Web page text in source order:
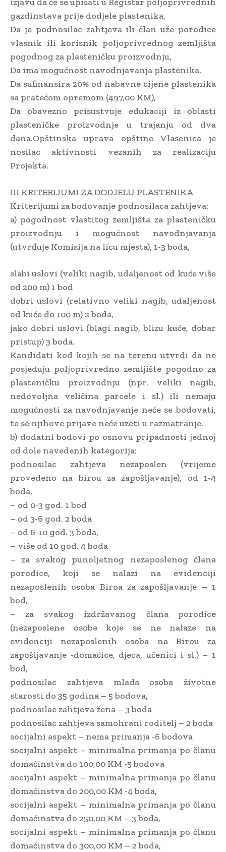
gazdinstava prije dodjele plastenika,
Da je podnosilac zahtjeva ili član uže porodice
vlasnik ili korisnik poljoprivrednog zemljišta
pogodnog za plasteničku proizvodnju,
Da ima mogućnost navodnjavanja plastenika,
Da sufinansira 20% od nabavne cijene plastenika
sa pratećom opremom (497,00 KM),
Da obavezno prisustvuje edukaciji iz oblasti
plasteničke proizvodnje u trajanju od dva
dana.Opštinska uprava opštine Vlasenica je
nosilac aktivnosti vezanih za realizaciju
Projekta.
III KRITERIJUMI ZA DODJELU PLASTENIKA
Kriterijumi za bodovanje podnosilaca zahtjeva:
a) pogodnost vlastitog zemljišta za plasteničku
proizvodnju i mogućnost navodnjavanja
(utvrđuje Komisija na licu mjesta), 1-3 boda,
slabi uslovi (veliki nagib, udaljenost od kuće više
od 200 m) 1 bod
dobri uslovi (relativno veliki nagib, udaljenost
od kuće do 100 m) 2 boda,
jako dobri uslovi (blagi nagib, blizu kuće, dobar
pristup) 3 boda.
Kandidati kod kojih se na terenu utvrdi da ne
posjeduju poljoprivredno zemljište pogodno za
plasteničku proizvodnju (npr. veliki nagib,
nedovoljna veličina parcele i sl.) ili nemaju
mogućnosti za navodnjavanje neće se bodovati,
te se njihove prijave neće uzeti u razmatranje.
b) dodatni bodovi po osnovu pripadnosti jednoj
od dole navedenih kategorija:
podnosilac zahtjeva nezaposlen (vrijeme
provedeno na birou za zapošljavanje), od 1-4
boda,
– od 0-3 god. 1 bod
– od 3-6 god. 2 boda
– od 6-10 god. 3 boda,
– više od 10 god. 4 boda
– za svakog punoljetnog nezaposlenog člana
porodice, koji se nalazi na evidenciji
nezaposlenih osoba Biroa za zapošljavanje – 1
bod,
– za svakog izdržavanog člana porodice
(nezaposlene osobe koje se ne nalaze na
evidenciji nezaposlenih osoba na Birou za
zapošljavanje -domaćice, djeca, učenici i sl.) – 1
bod,
podnosilac zahtjeva mlada osoba životne
starosti do 35 godina – 5 bodova,
podnosilac zahtjeva žena – 3 boda
podnosilac zahtjeva samohrani roditelj – 2 boda
socijalni aspekt – nema primanja -6 bodova
socijalni aspekt – minimalna primanja po članu
domaćinstva do 100,00 KM -5 bodova
socijalni aspekt – minimalna primanja po članu
domaćinstva do 200,00 KM -4 boda,
socijalni aspekt – minimalna primanja po članu
domaćinstva do 250,00 KM – 3 boda,
socijalni aspekt – minimalna primanja po članu
domaćinstva do 300,00 KM – 2 boda,